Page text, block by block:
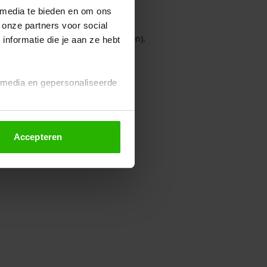
te bieden en om ons
partners voor social
die je aan ze hebt
en gepersonaliseerde
altijd wijzigen of
Accepteren
console for more information).